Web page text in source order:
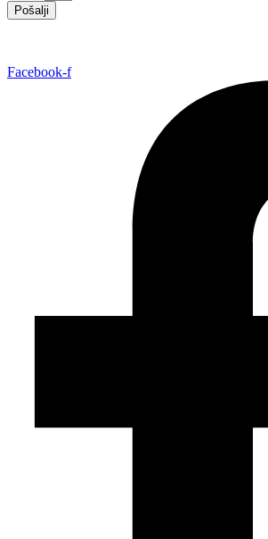
Pošalji
Facebook-f